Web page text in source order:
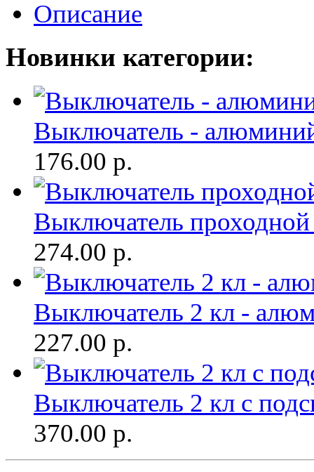
Описание
Новинки категории:
Выключатель -
176.00 р.
Выключатель
274.00 р.
Выключатель 2 кл -
227.00 р.
Выключатель 2 кл с
370.00 р.